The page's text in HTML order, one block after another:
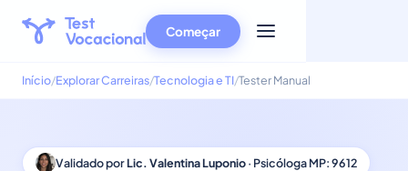
Começar
Início Explorar Carreiras Tecnologia e TI Tester Manual
Validado porLic. Valentina Luponio· Psicóloga MP: 9612